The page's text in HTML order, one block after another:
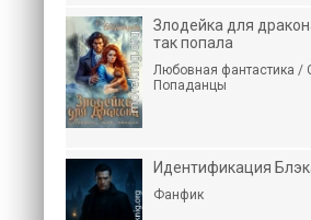
Злодейка для
так попала
Любовная фантастика /
Попаданцы
Идентификация
Фанфик